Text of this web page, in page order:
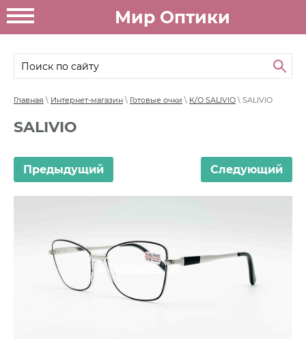
Мир Оптики
Главная \ Интернет-магазин \ Готовые очки \ K/O SALIVIO \ SALIVIO
SALIVIO
Предыдущий Следующий